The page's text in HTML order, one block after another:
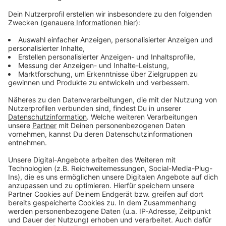
Wie wird euer Jahresstart 2024? Macht euch keine
Sorgen, alles wird gut! Auf rauer See braucht man
einen erfahrenen Kapitän, der einen in den sicheren
Hafen der guten Laune schippert. Atzes Mantra für ein
Kraft voraus und viel Spaß bei Atze Schröders
Kaltstart 24.
Anzeige
Anzeige